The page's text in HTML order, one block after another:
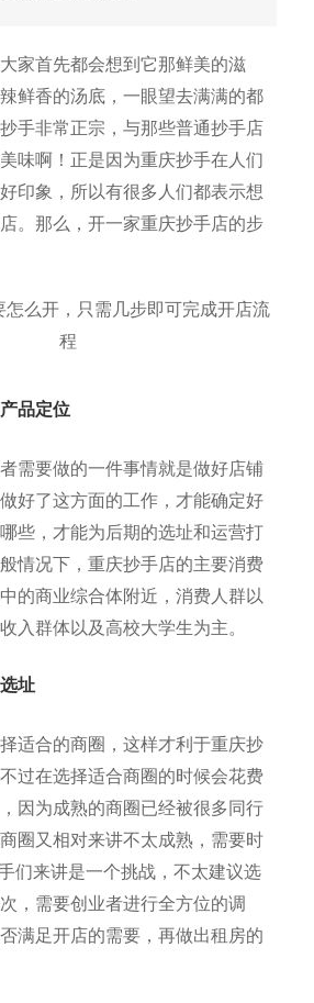
家首先都会想到它那鲜美的滋
鲜香的汤底，一眼望去满满的都
手非常正宗，与那些普通抄手店
味啊！正是因为重庆抄手在人们
印象，所以有很多人们都表示想
。那么，开一家重庆抄手店的步
品定位
需要做的一件事情就是做好店铺
好了这方面的工作，才能确定好
些，才能为后期的选址和运营打
情况下，重庆抄手店的主要消费
的商业综合体附近，消费人群以
入群体以及高校大学生为主。
址
适合的商圈，这样才利于重庆抄
过在选择适合商圈的时候会花费
因为成熟的商圈已经被很多同行
圈又相对来讲不太成熟，需要时
们来讲是一个挑战，不太建议选
，需要创业者进行全方位的调
满足开店的需要，再做出租房的